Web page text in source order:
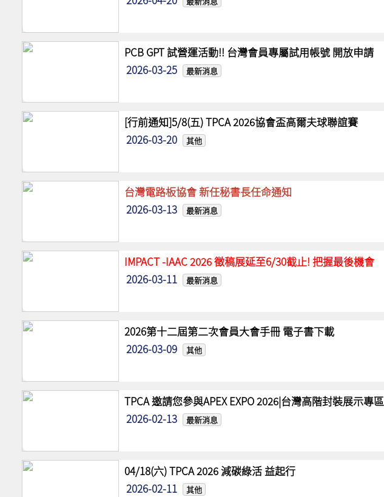
PCB GPT 試營運活動!! 台灣會員專屬試用帳號 開放申請
2026-03-25
最新消息
[行前通知]5/8(五) TPCA 2026協會盃高爾夫球聯誼賽
2026-03-20
其他
台灣電路板協會 新任秘書長任命通知
2026-03-13
最新消息
IMPACT -IAAC 2026 徵稿展延至6/30截止! 把握最後機會
2026-03-11
最新消息
2026第十二屆第二次會員大會手冊 電子書下載
2026-03-09
其他
TPCA 邀請您參與APEX EXPO 2026|台灣高階封裝展示專區
2026-02-13
最新消息
04/18(六) TPCA 2026 減碳綠活 益起行
2026-02-11
其他